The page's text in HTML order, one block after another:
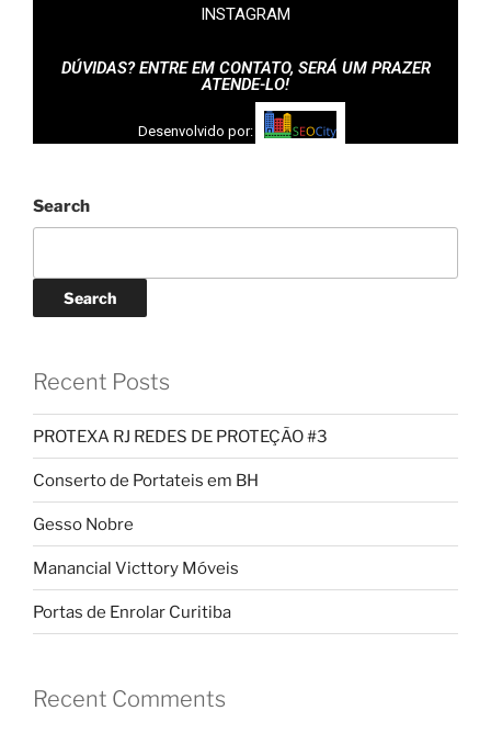
INSTAGRAM
DÚVIDAS? ENTRE EM CONTATO, SERÁ UM PRAZER
ATENDE-LO!
Desenvolvido por:
Search
Search
Recent Posts
PROTEXA RJ REDES DE PROTEÇÃO #3
Conserto de Portateis em BH
Gesso Nobre
Manancial Victtory Móveis
Portas de Enrolar Curitiba
Recent Comments